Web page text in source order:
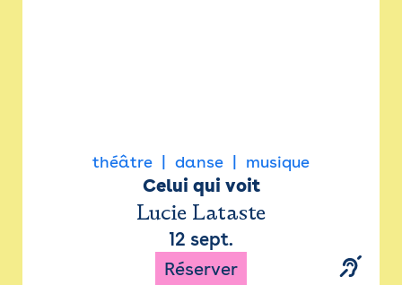
théâtre danse musique
Celui qui voit
Lucie Lataste
12 sept.
Réserver